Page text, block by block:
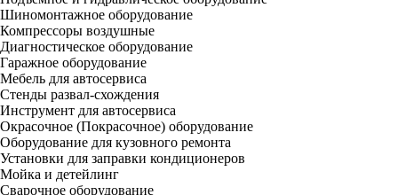
Шиномонтажное оборудование
Компрессоры воздушные
Диагностическое оборудование
Гаражное оборудование
Мебель для автосервиса
Стенды развал-схождения
Инструмент для автосервиса
Окрасочное (Покрасочное) оборудование
Оборудование для кузовного ремонта
Установки для заправки кондиционеров
Мойка и детейлинг
Сварочное оборудование